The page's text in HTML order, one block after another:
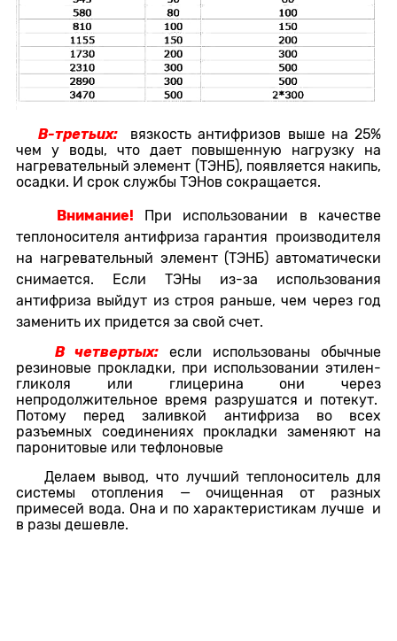
В-третьих:вязкость антифризов выше на 25%
чем у воды, что дает повышенную нагрузку на
нагревательный элемент (ТЭНБ), появляется накипь,
осадки. И срок службы ТЭНов сокращается.
Внимание!
При использовании в качестве
теплоносителя антифриза гарантия производителя
на нагревательный элемент (ТЭНБ) автоматически
снимается. Если ТЭНы из-за использования
антифриза выйдут из строя раньше, чем через год
заменить их придется за свой счет.
В четвертых: если использованы обычные
резиновые прокладки, при использовании этилен-
гликоля или глицерина они через
непродолжительное время разрушатся и потекут.
Потому перед заливкой антифриза во всех
разъемных соединениях прокладки заменяют на
паронитовые или тефлоновые
Делаем вывод, что лучший теплоноситель для
системы отопления — очищенная от разных
примесей вода. Она и по характеристикам лучше и
в разы дешевле.